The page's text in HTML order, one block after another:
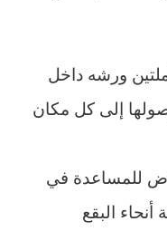
ورشه داخل
إلى كل مكان
للمساعدة في
البقع